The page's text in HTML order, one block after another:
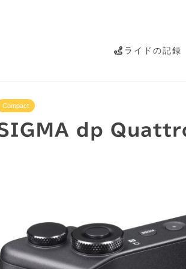
ライドの記録
Compact
dp Quattro